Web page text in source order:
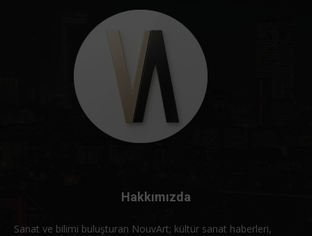
Hakkımızda
Sanat ve bilimi buluşturan NouvArt; kültür sanat haberleri,